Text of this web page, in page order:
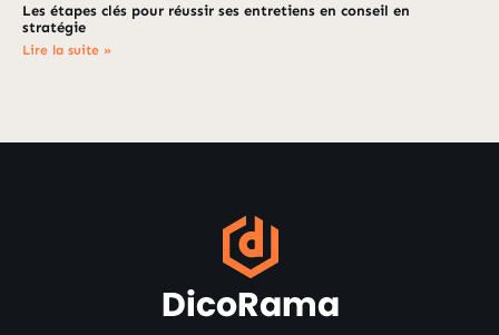
Les étapes clés pour réussir ses entretiens en conseil en
stratégie
Lire la suite »